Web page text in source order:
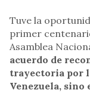
Tuve la
primer
Asamblea
acuerdo de
trayectoria por
Venezuela,